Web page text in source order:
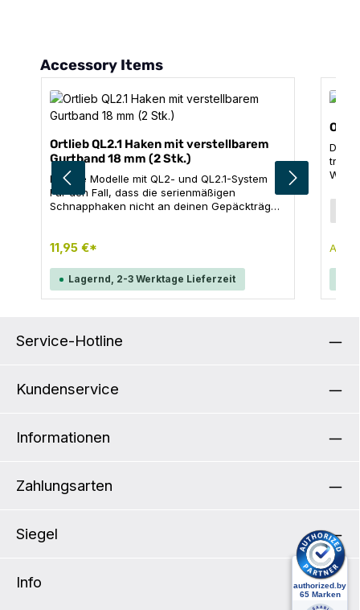
Produktgalerie überspringen
Accessory Items
Ortlieb QL2.1 Haken mit verstellbarem
Gurtband 18 mm (2 Stk.)
Für alle Modelle mit QL2- und QL2.1-System
Für den Fall, dass die serienmäßigen
Schnapphaken nicht an deinen Gepäckträger
von ORTLIEB ersetzen (keine Einsätze
(18 mm) mit verstellbarem Griff
11,95 €*
Lagernd, 2-3 Werktage Lieferzeit
Die
des
4,1L
separat
Ab
Service-Hotline
Kundenservice
Informationen
Zahlungsarten
Siegel
Info